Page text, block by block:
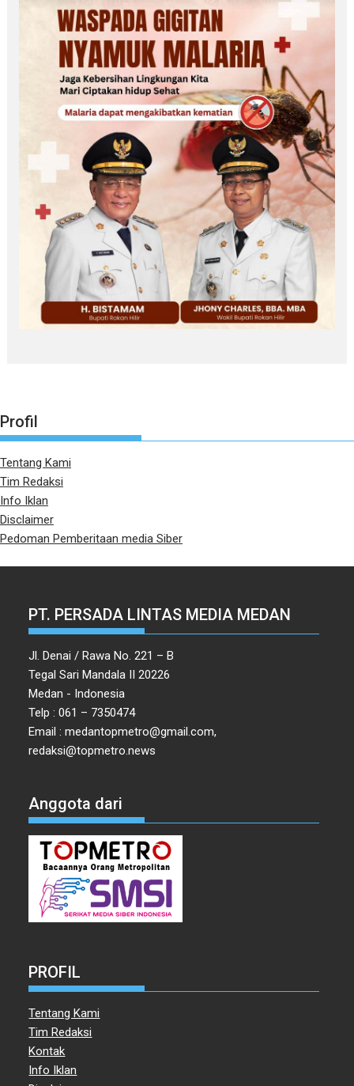
Profil
Tentang Kami
Tim Redaksi
Info Iklan
Disclaimer
Pedoman Pemberitaan media Siber
PT. PERSADA LINTAS MEDIA MEDAN
Jl. Denai / Rawa No. 221 – B
Tegal Sari Mandala II 20226
Medan - Indonesia
Telp : 061 – 7350474
Email : medantopmetro@gmail.com,
redaksi@topmetro.news
Anggota dari
PROFIL
Tentang Kami
Tim Redaksi
Kontak
Info Iklan